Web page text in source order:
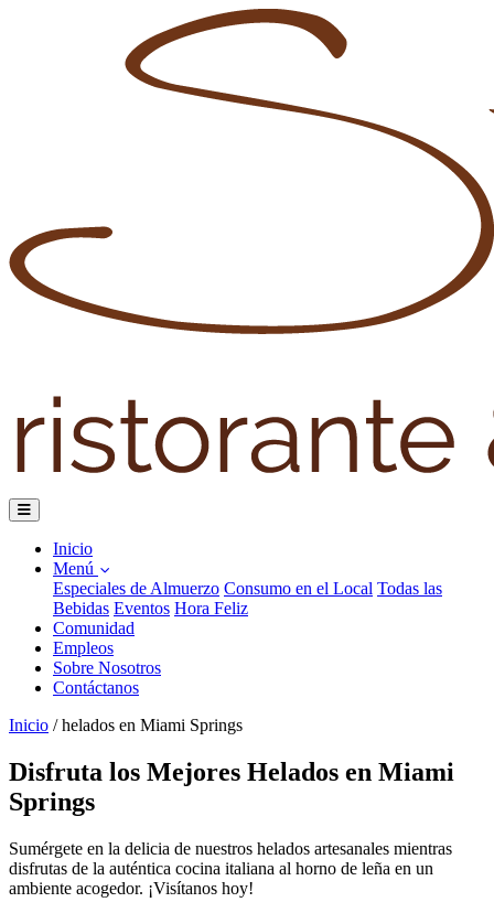
Inicio
Menú
Especiales de Almuerzo Consumo en el Local Todas las
Bebidas Eventos Hora Feliz
Comunidad
Empleos
Sobre Nosotros
Contáctanos
Inicio / helados en Miami Springs
Disfruta los Mejores Helados en Miami
Springs
Sumérgete en la delicia de nuestros helados artesanales mientras
disfrutas de la auténtica cocina italiana al horno de leña en un
ambiente acogedor. ¡Visítanos hoy!